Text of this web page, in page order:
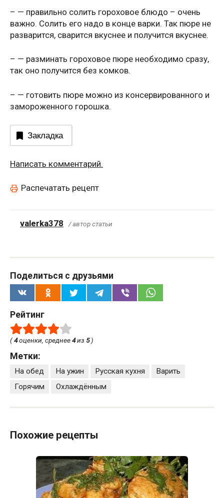
– — правильно солить гороховое блюдо – очень
важно. Солить его надо в конце варки. Так пюре не
разварится, сварится вкуснее и получится вкуснее.
– — разминать гороховое пюре необходимо сразу,
так оно получится без комков.
– — готовить пюре можно из консервированного и
замороженного горошка.
Закладка
Написать комментарий.
Распечатать рецепт
valerka378 / автор статьи
Поделиться с друзьями
Рейтинг
(4оценки, среднее4из 5)
Метки:
На обед На ужин Русская кухня
Варить
Горячим
Охлаждённым
Похожие рецепты